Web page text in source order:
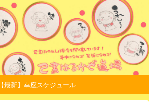
【最新】幸座スケジュール